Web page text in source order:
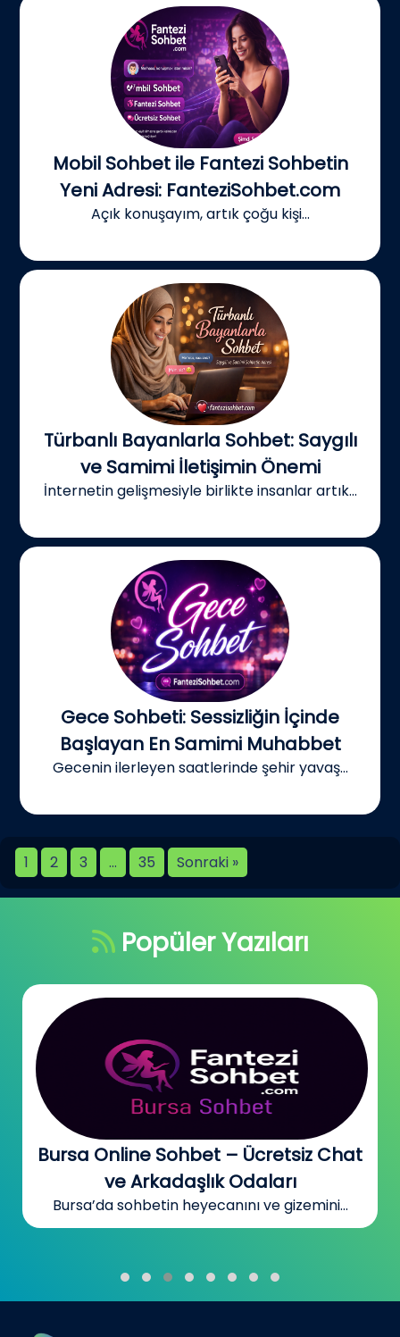
Mobil Sohbet ile Fantezi Sohbetin
Yeni Adresi: FanteziSohbet.com
Açık konuşayım, artık çoğu kişi...
Türbanlı Bayanlarla Sohbet: Saygılı
ve Samimi İletişimin Önemi
İnternetin gelişmesiyle birlikte insanlar artık...
Gece Sohbeti: Sessizliğin İçinde
Başlayan En Samimi Muhabbet
Gecenin ilerleyen saatlerinde şehir yavaş...
1 2 3 … 35 Sonraki »
Popüler Yazıları
Bursa Online Sohbet – Ücretsiz Chat
ve Arkadaşlık Odaları
Bursa’da sohbetin heyecanını ve gizemini...